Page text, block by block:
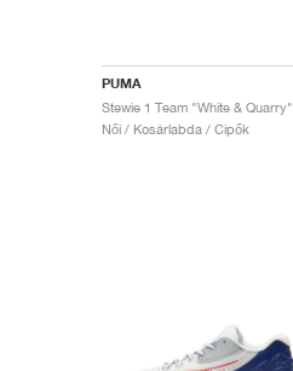
PUMA
Stewie 1 Team "White & Quarry"
Női / Kosárlabda / Cipők